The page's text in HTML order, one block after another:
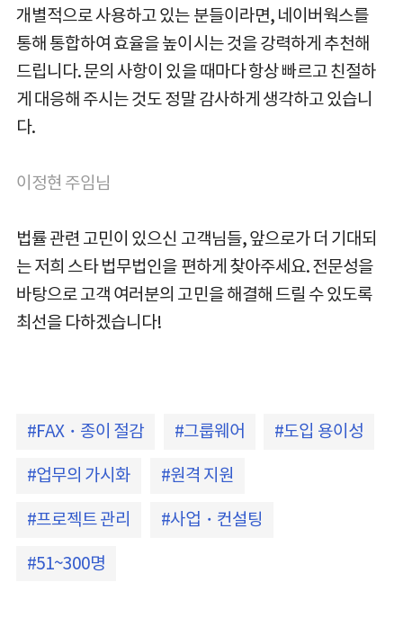
개별적으로 사용하고 있는 분들이라면, 네이버웍스를
통해 통합하여 효율을 높이시는 것을 강력하게 추천해
드립니다. 문의 사항이 있을 때마다 항상 빠르고 친절하
게 대응해 주시는 것도 정말 감사하게 생각하고 있습니
다.
이정현 주임님
법률 관련 고민이 있으신 고객님들, 앞으로가 더 기대되
는 저희 스타 법무법인을 편하게 찾아주세요. 전문성을
바탕으로 고객 여러분의 고민을 해결해 드릴 수 있도록
최선을 다하겠습니다!
FAX・종이 절감 그룹웨어 도입 용이성
업무의 가시화 원격 지원
프로젝트 관리 사업・컨설팅
51~300명